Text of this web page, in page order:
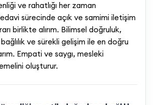
ve rahatlığı her zaman
sürecinde açık ve samimi iletişim
birlikte alırım. Bilimsel doğruluk,
ve sürekli gelişim ile en doğru
Empati ve saygı, mesleki
oluşturur.